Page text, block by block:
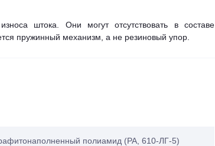
штока. Они могут отсутствовать в составе
пружинный механизм, а не резиновый упор.
полиамид (PA, 610-ЛГ-5)